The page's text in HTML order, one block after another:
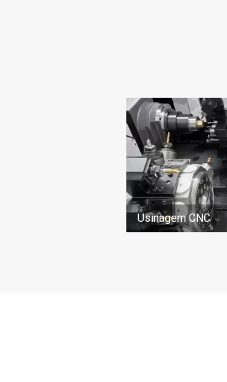
Usinagem CNC